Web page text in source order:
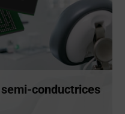
conductrices